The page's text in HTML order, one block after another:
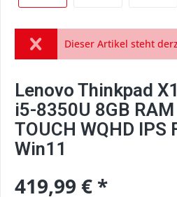
Dieser Artikel steht
Lenovo Thinkpad
i5-8350U 8GB
TOUCH WQHD IPS
Win11
419,99 € *